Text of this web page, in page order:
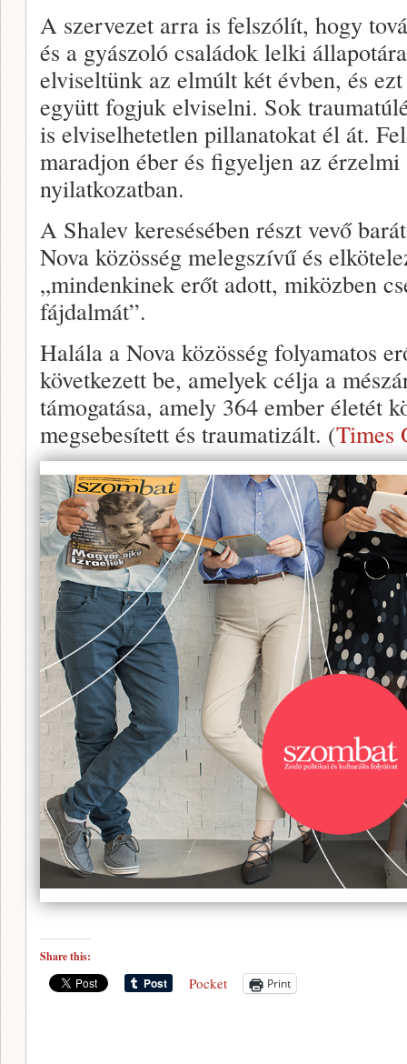
A szervezet arra is felszólít, hogy
és a gyászoló családok lelki
elviseltünk az elmúlt két évben, és
együtt fogjuk elviselni. Sok
is elviselhetetlen pillanatokat él át.
maradjon éber és figyeljen az
nyilatkozatban.
A Shalev keresésében részt vevő
Nova közösség melegszívű és
„mindenkinek erőt adott, miközben
fájdalmát”.
Halála a Nova közösség folyamatos
következett be, amelyek célja a
támogatása, amely 364 ember életét
megsebesített és traumatizált. (Times
Share this:
Pocket Print